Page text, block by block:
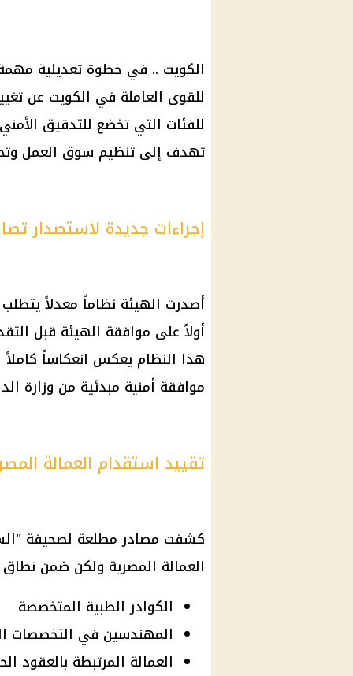
الكويت .. في خطوة تعديلية مهمة
للقوى العاملة في الكويت عن
للفئات التي تخضع للتدقيق
تهدف إلى تنظيم سوق العمل
إجراءات جديدة لاستصدار
أصدرت الهيئة نظاماً معدلاً
أولاً على موافقة الهيئة قبل
هذا النظام يعكس انعكاساً كاملاً
موافقة أمنية مبدئية من وزارة
تقييد استقدام العمالة
كشفت مصادر مطلعة لصحيفة
العمالة المصرية ولكن ضمن
الكوادر الطبية المتخصصة
المهندسين في التخصصات
العمالة المرتبطة بالعقود